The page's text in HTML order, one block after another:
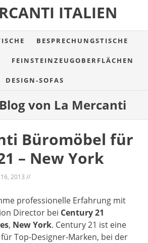
ITALIEN
BESPRECHUNGSTISCHE
FEINSTEINZEUGOBERFLÄCHEN
DESIGN-SOFAS
von La Mercanti
Büromöbel für
– New York
2013 //
professionelle Erfahrung mit
Director bei Century 21
, New York. Century 21 ist eine
Top-Designer-Marken, bei der